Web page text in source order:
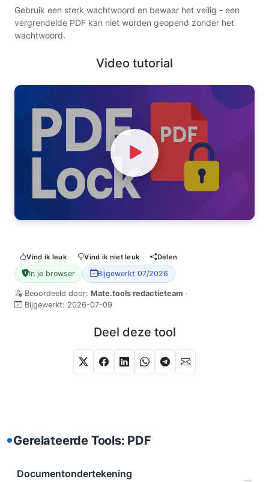
Gebruik een sterk wachtwoord en bewaar het veilig - een
vergrendelde PDF kan niet worden geopend zonder het
wachtwoord.
Video tutorial
Watch Video
Vind ik leuk Vind ik niet leuk Delen
In je browser Bijgewerkt 07/2026
Beoordeeld door: Mate.tools redactieteam ·
Bijgewerkt: 2026-07-09
Deel deze tool
Gerelateerde Tools: PDF
Documentondertekening